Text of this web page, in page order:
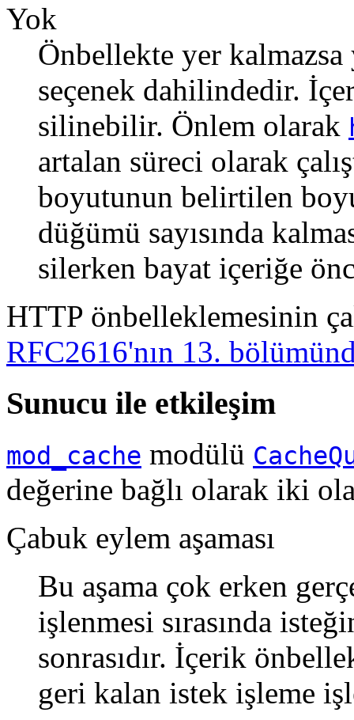
Yok
Önbellekte yer
seçenek dahilindedir.
silinebilir. Önlem olarak
artalan süreci olarak
boyutunun belirtilen
düğümü sayısında
silerken bayat içeriğe
HTTP önbelleklemesinin
RFC2616'nın 13.
Sunucu ile etkileşim
mod_cache modülü
değerine bağlı olarak iki
Çabuk eylem aşaması
Bu aşama çok erken
işlenmesi sırasında
sonrasıdır. İçerik
geri kalan istek işleme